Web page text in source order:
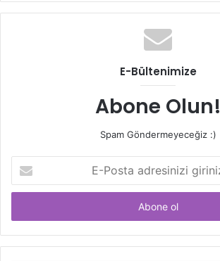
E-Bültenimize
Abone Olun!
Spam Göndermeyeceğiz :)
Posta
adresinizi